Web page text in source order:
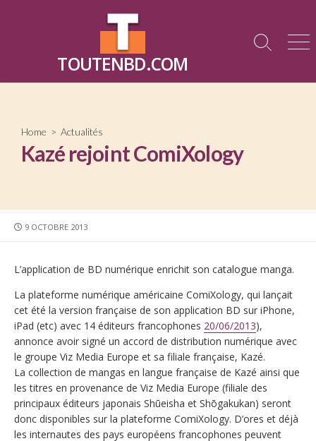
TOUTENBD.COM
Search
Home > Actualités
Kazé rejoint ComiXology
PUBLISHED
9 OCTOBRE 2013
L’application de BD numérique enrichit son catalogue manga.
La plateforme numérique américaine ComiXology, qui lançait
cet été la version française de son application BD sur iPhone,
iPad (etc) avec 14 éditeurs francophones 20/06/2013),
annonce avoir signé un accord de distribution numérique avec
le groupe Viz Media Europe et sa filiale française, Kazé.
La collection de mangas en langue française de Kazé ainsi que
les titres en provenance de Viz Media Europe (filiale des
principaux éditeurs japonais Shūeisha et Shōgakukan) seront
donc disponibles sur la plateforme ComiXology. D’ores et déjà
les internautes des pays européens francophones peuvent